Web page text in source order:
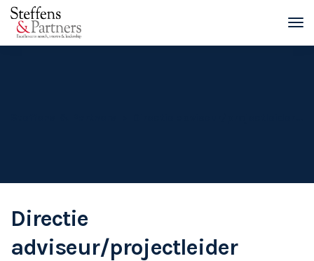
Directie
adviseur/projectleider